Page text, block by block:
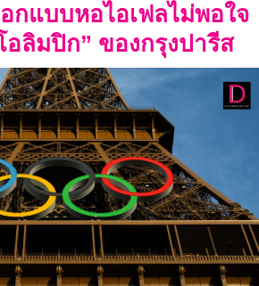
กแบบหอไอเฟลไม่พอใจ
ลิมปิก” ของกรุงปารีส